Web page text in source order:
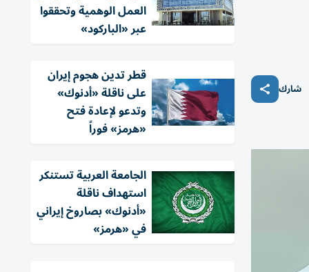
شارك
العمل الوهمية وتحققوا
عبر «الباركود»
قطر تدين هجوم إيران
على ناقلة «أدنوك»
وتدعو لإعادة فتح
«هرمز» فوراً
الجامعة العربية تستنكر
استهداف ناقلة
«أدنوك» بصاروخ إيراني
في «هرمز»